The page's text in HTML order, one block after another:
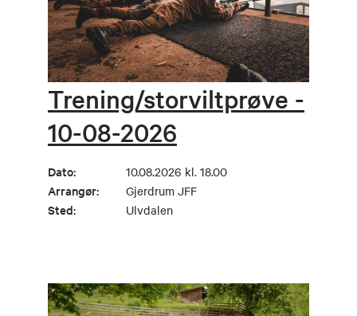
Trening/storviltprøve -
10-08-2026
Dato: 10.08.2026 kl. 18.00
Arrangør: Gjerdrum JFF
Sted: Ulvdalen